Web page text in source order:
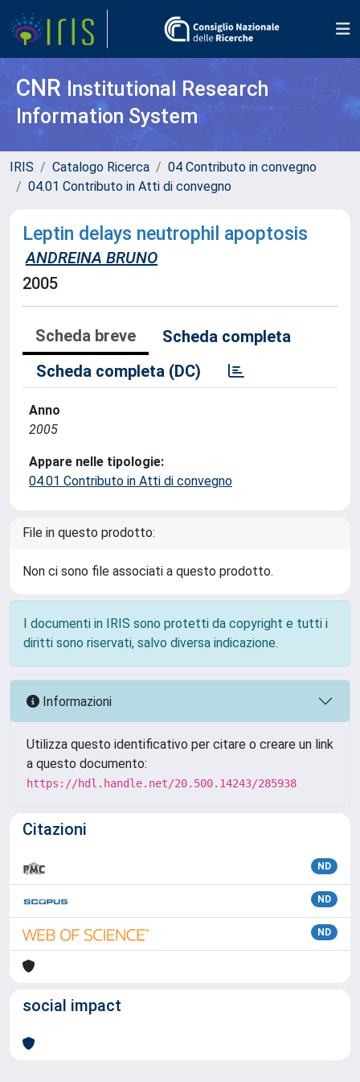
CNR Institutional Research
Information System
IRIS Catalogo Ricerca
04 Contributo in convegno
04.01 Contributo in Atti di convegno
Leptin delays neutrophil apoptosis
ANDREINA BRUNO
2005
Scheda breve
Scheda completa
Scheda completa (DC)
Anno
2005
Appare nelle tipologie:
04.01 Contributo in Atti di convegno
File in questo prodotto:
Non ci sono file associati a questo prodotto.
I documenti in IRIS sono protetti da copyright e tutti i
diritti sono riservati, salvo diversa indicazione.
Informazioni
Utilizza questo identificativo per citare o creare un link
a questo documento:
https://hdl.handle.net/20.500.14243/285938
Citazioni
ND
ND
ND
social impact